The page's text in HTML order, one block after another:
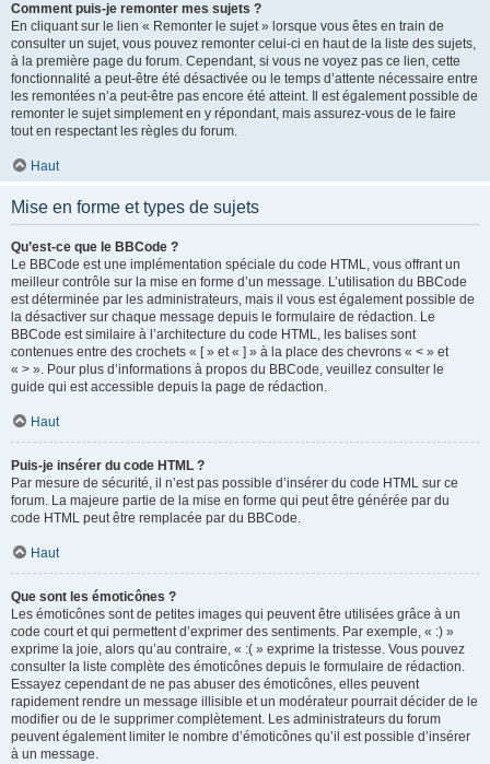
Comment puis-je remonter mes sujets ?
En cliquant sur le lien « Remonter le sujet » lorsque vous êtes en train de
consulter un sujet, vous pouvez remonter celui-ci en haut de la liste des sujets,
à la première page du forum. Cependant, si vous ne voyez pas ce lien, cette
fonctionnalité a peut-être été désactivée ou le temps d’attente nécessaire entre
les remontées n’a peut-être pas encore été atteint. Il est également possible de
remonter le sujet simplement en y répondant, mais assurez-vous de le faire
tout en respectant les règles du forum.
Haut
Mise en forme et types de sujets
Qu’est-ce que le BBCode ?
Le BBCode est une implémentation spéciale du code HTML, vous offrant un
meilleur contrôle sur la mise en forme d’un message. L’utilisation du BBCode
est déterminée par les administrateurs, mais il vous est également possible de
la désactiver sur chaque message depuis le formulaire de rédaction. Le
BBCode est similaire à l’architecture du code HTML, les balises sont
contenues entre des crochets « [ » et « ] » à la place des chevrons « < » et
« > ». Pour plus d’informations à propos du BBCode, veuillez consulter le
guide qui est accessible depuis la page de rédaction.
Haut
Puis-je insérer du code HTML ?
Par mesure de sécurité, il n’est pas possible d’insérer du code HTML sur ce
forum. La majeure partie de la mise en forme qui peut être générée par du
code HTML peut être remplacée par du BBCode.
Haut
Que sont les émoticônes ?
Les émoticônes sont de petites images qui peuvent être utilisées grâce à un
code court et qui permettent d’exprimer des sentiments. Par exemple, « :) »
exprime la joie, alors qu’au contraire, « :( » exprime la tristesse. Vous pouvez
consulter la liste complète des émoticônes depuis le formulaire de rédaction.
Essayez cependant de ne pas abuser des émoticônes, elles peuvent
rapidement rendre un message illisible et un modérateur pourrait décider de le
modifier ou de le supprimer complètement. Les administrateurs du forum
peuvent également limiter le nombre d’émoticônes qu’il est possible d’insérer
à un message.